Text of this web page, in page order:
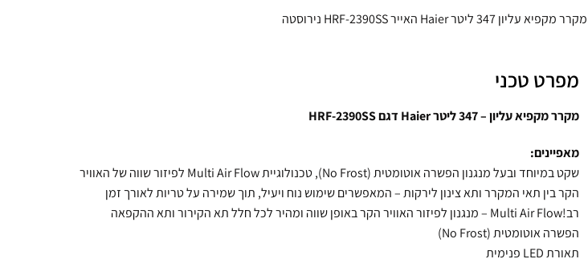
מקרר מקפיא עליון 347 ליטר Haier האייר HRF-2390SS נירוסטה
מפרט טכני
מקרר מקפיא עליון – 347 ליטר Haier דגם HRF-2390SS
מאפיינים:
שקט במיוחד ובעל מנגנון הפשרה אוטומטית (No Frost), טכנולוגיית Multi Air Flow לפיזור שווה של האוויר
הקר בין תאי המקרר ותא צינון לירקות – המאפשרים שימוש נוח ויעיל, תוך שמירה על טריות לאורך זמן
רב!Multi Air Flow – מנגנון לפיזור האוויר הקר באופן שווה ומהיר לכל חלל תא הקירור ותא ההקפאה
הפשרה אוטומטית (No Frost)
תאורת LED פנימית